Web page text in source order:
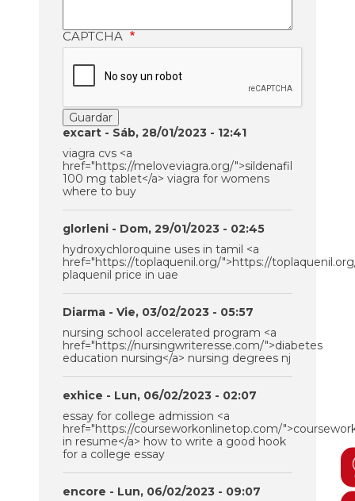
CAPTCHA
excart - Sáb, 28/01/2023 - 12:41
viagra cvs <a
href="https://meloveviagra.org/">sildenafil
100 mg tablet</a> viagra for womens
where to buy
glorleni - Dom, 29/01/2023 - 02:45
hydroxychloroquine uses in tamil <a
href="https://toplaquenil.org/">https://
plaquenil price in uae
Diarma - Vie, 03/02/2023 - 05:57
nursing school accelerated program <a
href="https://nursingwriteresse.com/">diabetes
education nursing</a> nursing degrees nj
exhice - Lun, 06/02/2023 - 02:07
essay for college admission <a
href="https://courseworkonlinetop.com/
in resume</a> how to write a good hook
for a college essay
encore - Lun, 06/02/2023 - 09:07